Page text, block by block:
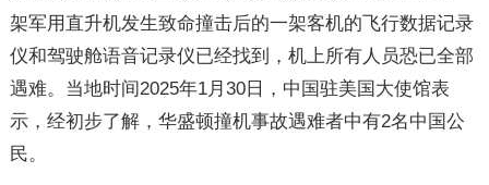
架军用直升机发生致命撞击后的一架客机的飞行数据记录
仪和驾驶舱语音记录仪已经找到，机上所有人员恐已全部
遇难。当地时间2025年1月 30日，中国驻美国大使馆表
示，经初步了解，华盛顿撞机事故遇难者中有2名中国公
民。